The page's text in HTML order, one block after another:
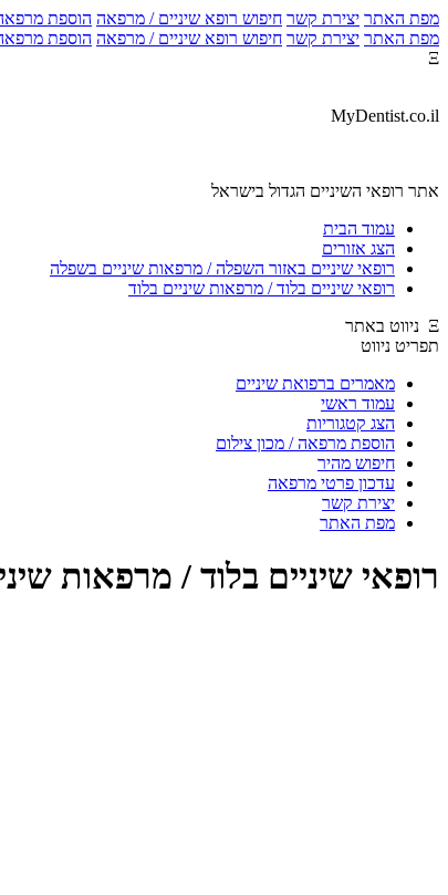
מפת האתר יצירת קשר חיפוש רופא שיניים / מרפאה הוספת מרפאה
מפת האתר יצירת קשר חיפוש רופא שיניים / מרפאה הוספת מרפאה
Ξ
MyDentist.co.il
אתר רופאי השיניים הגדול בישראל
עמוד הבית
הצג אזורים
רופאי שיניים באזור השפלה / מרפאות שיניים בשפלה
רופאי שיניים בלוד / מרפאות שיניים בלוד
Ξ ניווט באתר
תפריט ניווט
מאמרים ברפואת שיניים
עמוד ראשי
הצג קטגוריות
הוספת מרפאה / מכון צילום
חיפוש מהיר
עדכון פרטי מרפאה
יצירת קשר
מפת האתר
רופאי שיניים בלוד / מרפאות